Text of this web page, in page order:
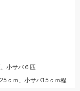
小サバ６匹
ｃｍ、小サバ15ｃｍ程